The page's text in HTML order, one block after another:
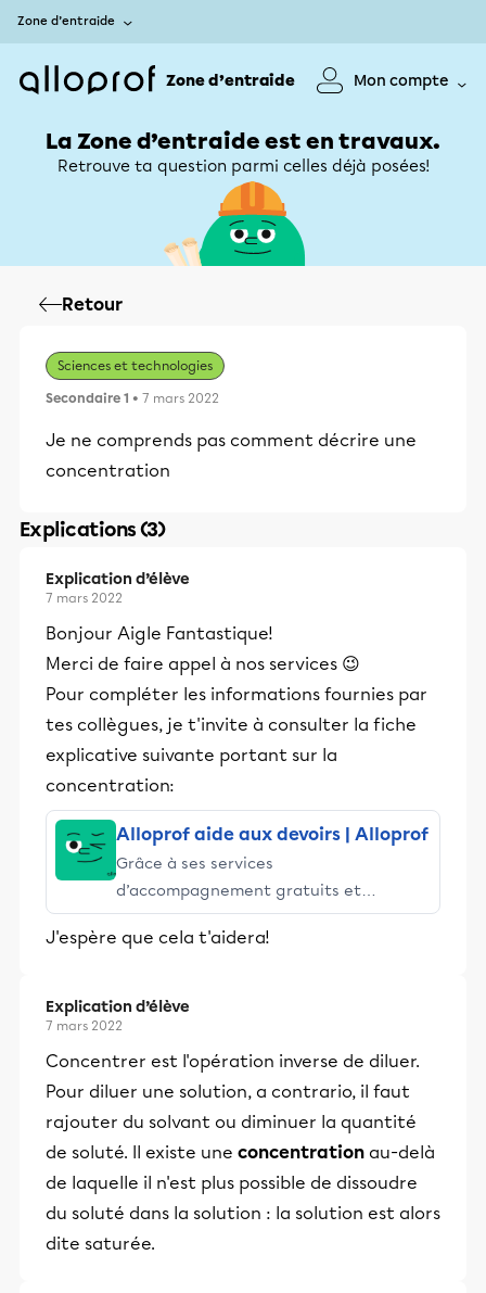
Zone d’entraide
Zone d’entraide Mon compte
La Zone d’entraide est en travaux.
Retrouve ta question parmi celles déjà posées!
Retour
Sciences et technologies
Secondaire 1 • 7 mars 2022
Je ne comprends pas comment décrire une
concentration
Explications (3)
Explication d’élève
7 mars 2022
Bonjour Aigle Fantastique!
Merci de faire appel à nos services 😉
Pour compléter les informations fournies par
tes collègues, je t'invite à consulter la fiche
explicative suivante portant sur la
concentration:
Alloprof aide aux devoirs | Alloprof
Grâce à ses services
d’accompagnement gratuits et
stimulants, Alloprof engage les élèves
et leurs parents dans la réussite
J'espère que cela t'aidera!
Explication d’élève
7 mars 2022
Concentrer est l'opération inverse de diluer.
Pour diluer une solution, a contrario, il faut
rajouter du solvant ou diminuer la quantité
de soluté. Il existe une concentration au-delà
de laquelle il n'est plus possible de dissoudre
du soluté dans la solution : la solution est alors
dite saturée.